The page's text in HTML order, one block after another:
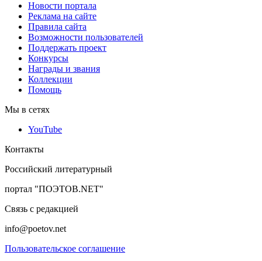
Новости портала
Реклама на сайте
Правила сайта
Возможности пользователей
Поддержать проект
Конкурсы
Награды и звания
Коллекции
Помощь
Мы в сетях
YouTube
Контакты
Российский литературный
портал "ПОЭТОВ.NET"
Связь с редакцией
info@poetov.net
Пользовательское соглашение